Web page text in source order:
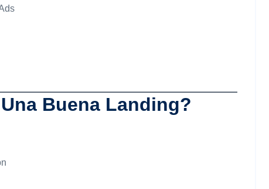
Buena Landing?